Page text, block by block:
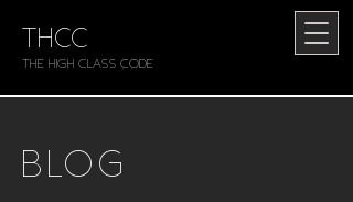
THCC
The HIGH CLASS CODE
BLOG